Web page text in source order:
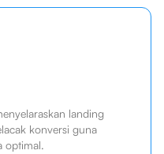
landing
konversi guna
optimal.